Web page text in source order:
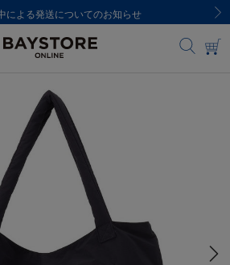
による発送についてのお知らせ